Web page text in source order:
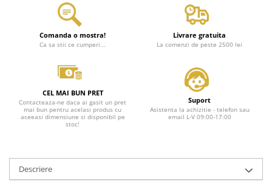
Comanda o mostra!
Ca sa stii ce cumperi...
Livrare gratuita
La comenzi de peste 2500 lei
CEL MAI BUN PRET
Contacteaza-ne daca ai gasit un pret
mai bun pentru acelasi produs cu
aceeasi dimensiune si disponibil pe
stoc!
Suport
Asistenta la achizitie - telefon sau
email L-V 09:00-17:00
Descriere